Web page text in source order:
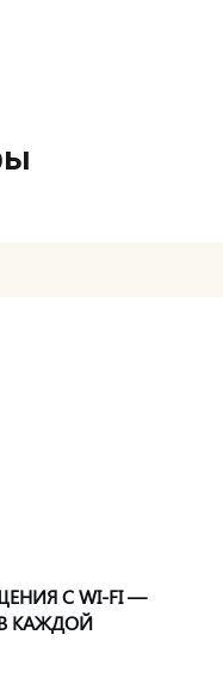
С WI-FI —
КАЖДОЙ